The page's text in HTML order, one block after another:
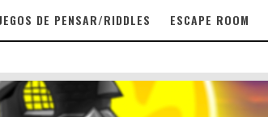
DE PENSAR/RIDDLES ESCAPE ROOM